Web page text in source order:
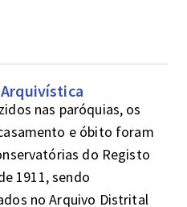
nas paróquias, os
e óbito foram
do Registo
1911, sendo
no Arquivo Distrital